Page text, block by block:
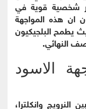
شخصية قوية في
ان هذه المواجهة
يطمح البلجيكيون
النهائي.
الاسود
النرويج وانكلترا،